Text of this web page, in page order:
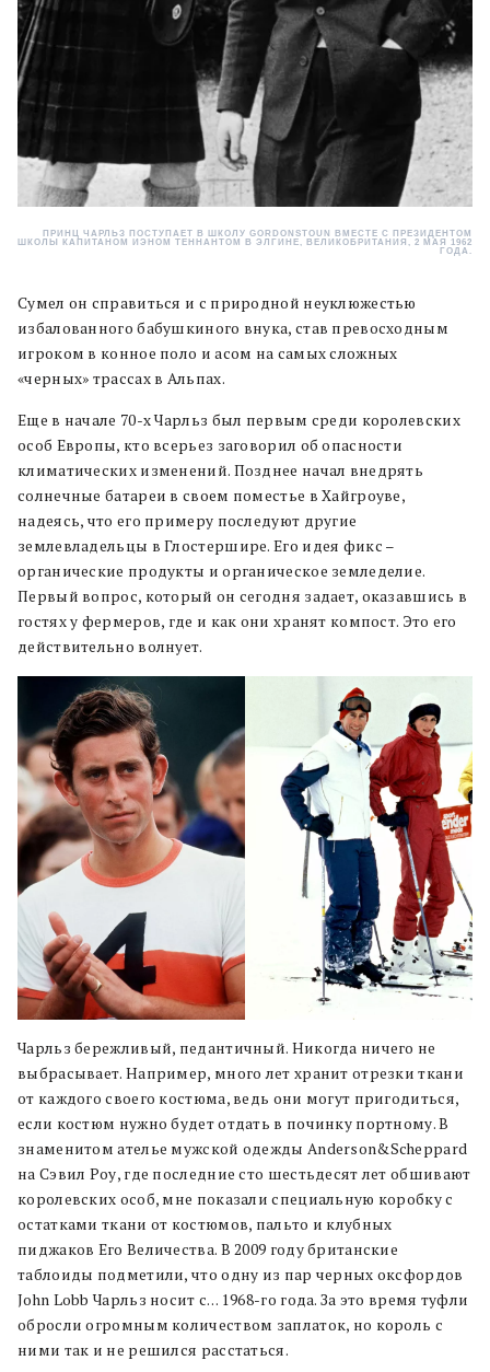
ПРИНЦ ЧАРЛЬЗ ПОСТУПАЕТ В ШКОЛУ GORDONSTOUN ВМЕСТЕ С ПРЕЗИДЕНТОМ
ШКОЛЫ КАПИТАНОМ ИЭНОМ ТЕННАНТОМ В ЭЛГИНЕ, ВЕЛИКОБРИТАНИЯ, 2 МАЯ 1962
ГОДА.
Сумел он справиться и с природной неуклюжестью
избалованного бабушкиного внука, став превосходным
игроком в конное поло и асом на самых сложных
«черных» трассах в Альпах.
Еще в начале 70-х Чарльз был первым среди королевских
особ Европы, кто всерьез заговорил об опасности
климатических изменений. Позднее начал внедрять
солнечные батареи в своем поместье в Хайгроуве,
надеясь, что его примеру последуют другие
землевладельцы в Глостершире. Его идея фикс –
органические продукты и органическое земледелие.
Первый вопрос, который он сегодня задает, оказавшись в
гостях у фермеров, где и как они хранят компост. Это его
действительно волнует.
Чарльз бережливый, педантичный. Никогда ничего не
выбрасывает. Например, много лет хранит отрезки ткани
от каждого своего костюма, ведь они могут пригодиться,
если костюм нужно будет отдать в починку портному. В
знаменитом ателье мужской одежды Anderson&Scheppard
на Сэвил Роу, где последние сто шестьдесят лет обшивают
королевских особ, мне показали специальную коробку с
остатками ткани от костюмов, пальто и клубных
пиджаков Его Величества. В 2009 году британские
таблоиды подметили, что одну из пар черных оксфордов
John Lobb Чарльз носит с… 1968-го года. За это время туфли
обросли огромным количеством заплаток, но король с
ними так и не решился расстаться.